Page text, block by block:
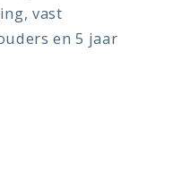
vast
en 5 jaar